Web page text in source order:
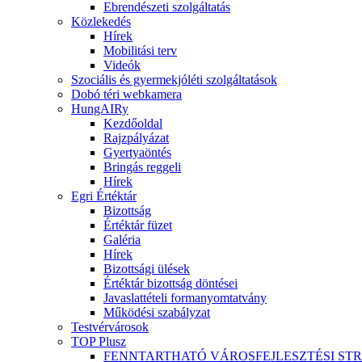
Ebrendészeti szolgáltatás
Közlekedés
Hírek
Mobilitási terv
Videók
Szociális és gyermekjóléti szolgáltatások
Dobó téri webkamera
HungAIRy
Kezdőoldal
Rajzpályázat
Gyertyaöntés
Bringás reggeli
Hírek
Egri Értéktár
Bizottság
Értéktár füzet
Galéria
Hírek
Bizottsági ülések
Értéktár bizottság döntései
Javaslattételi formanyomtatvány
Működési szabályzat
Testvérvárosok
TOP Plusz
FENNTARTHATÓ VÁROSFEJLESZTÉSI